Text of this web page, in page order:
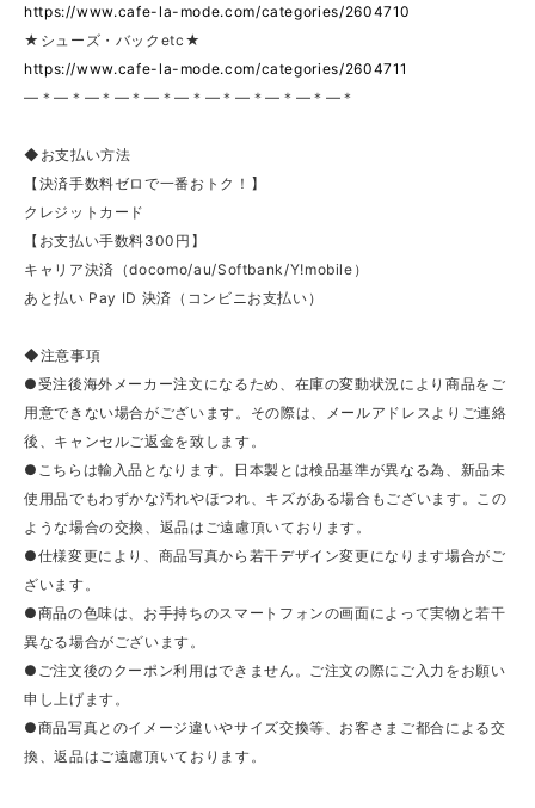
https://www.cafe-la-mode.com/categories/2604710
★シューズ・バックetc★
https://www.cafe-la-mode.com/categories/2604711
—＊—＊—＊—＊—＊—＊—＊—＊—＊—＊—＊
◆お支払い方法
【決済手数料ゼロで一番おトク！】
クレジットカード
【お支払い手数料300円】
キャリア決済（docomo/au/Softbank/Y!mobile）
あと払い Pay ID 決済（コンビニお支払い）
◆注意事項
●受注後海外メーカー注文になるため、在庫の変動状況により商品をご
用意できない場合がございます。その際は、メールアドレスよりご連絡
後、キャンセルご返金を致します。
●こちらは輸入品となります。日本製とは検品基準が異なる為、新品未
使用品でもわずかな汚れやほつれ、キズがある場合もございます。この
ような場合の交換、返品はご遠慮頂いております。
●仕様変更により、商品写真から若干デザイン変更になります場合がご
ざいます。
●商品の色味は、お手持ちのスマートフォンの画面によって実物と若干
異なる場合がございます。
●ご注文後のクーポン利用はできません。ご注文の際にご入力をお願い
申し上げます。
●商品写真とのイメージ違いやサイズ交換等、お客さまご都合による交
換、返品はご遠慮頂いております。